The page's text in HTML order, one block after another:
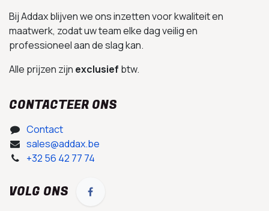
Bij Addax blijven we ons inzetten voor kwaliteit en
maatwerk, zodat uw team elke dag veilig en
professioneel aan de slag kan.
Alle prijzen zijn exclusief btw.
CONTACTEER ONS
Contact
sales@addax.be
+32 56 42 77 74
VOLG ONS